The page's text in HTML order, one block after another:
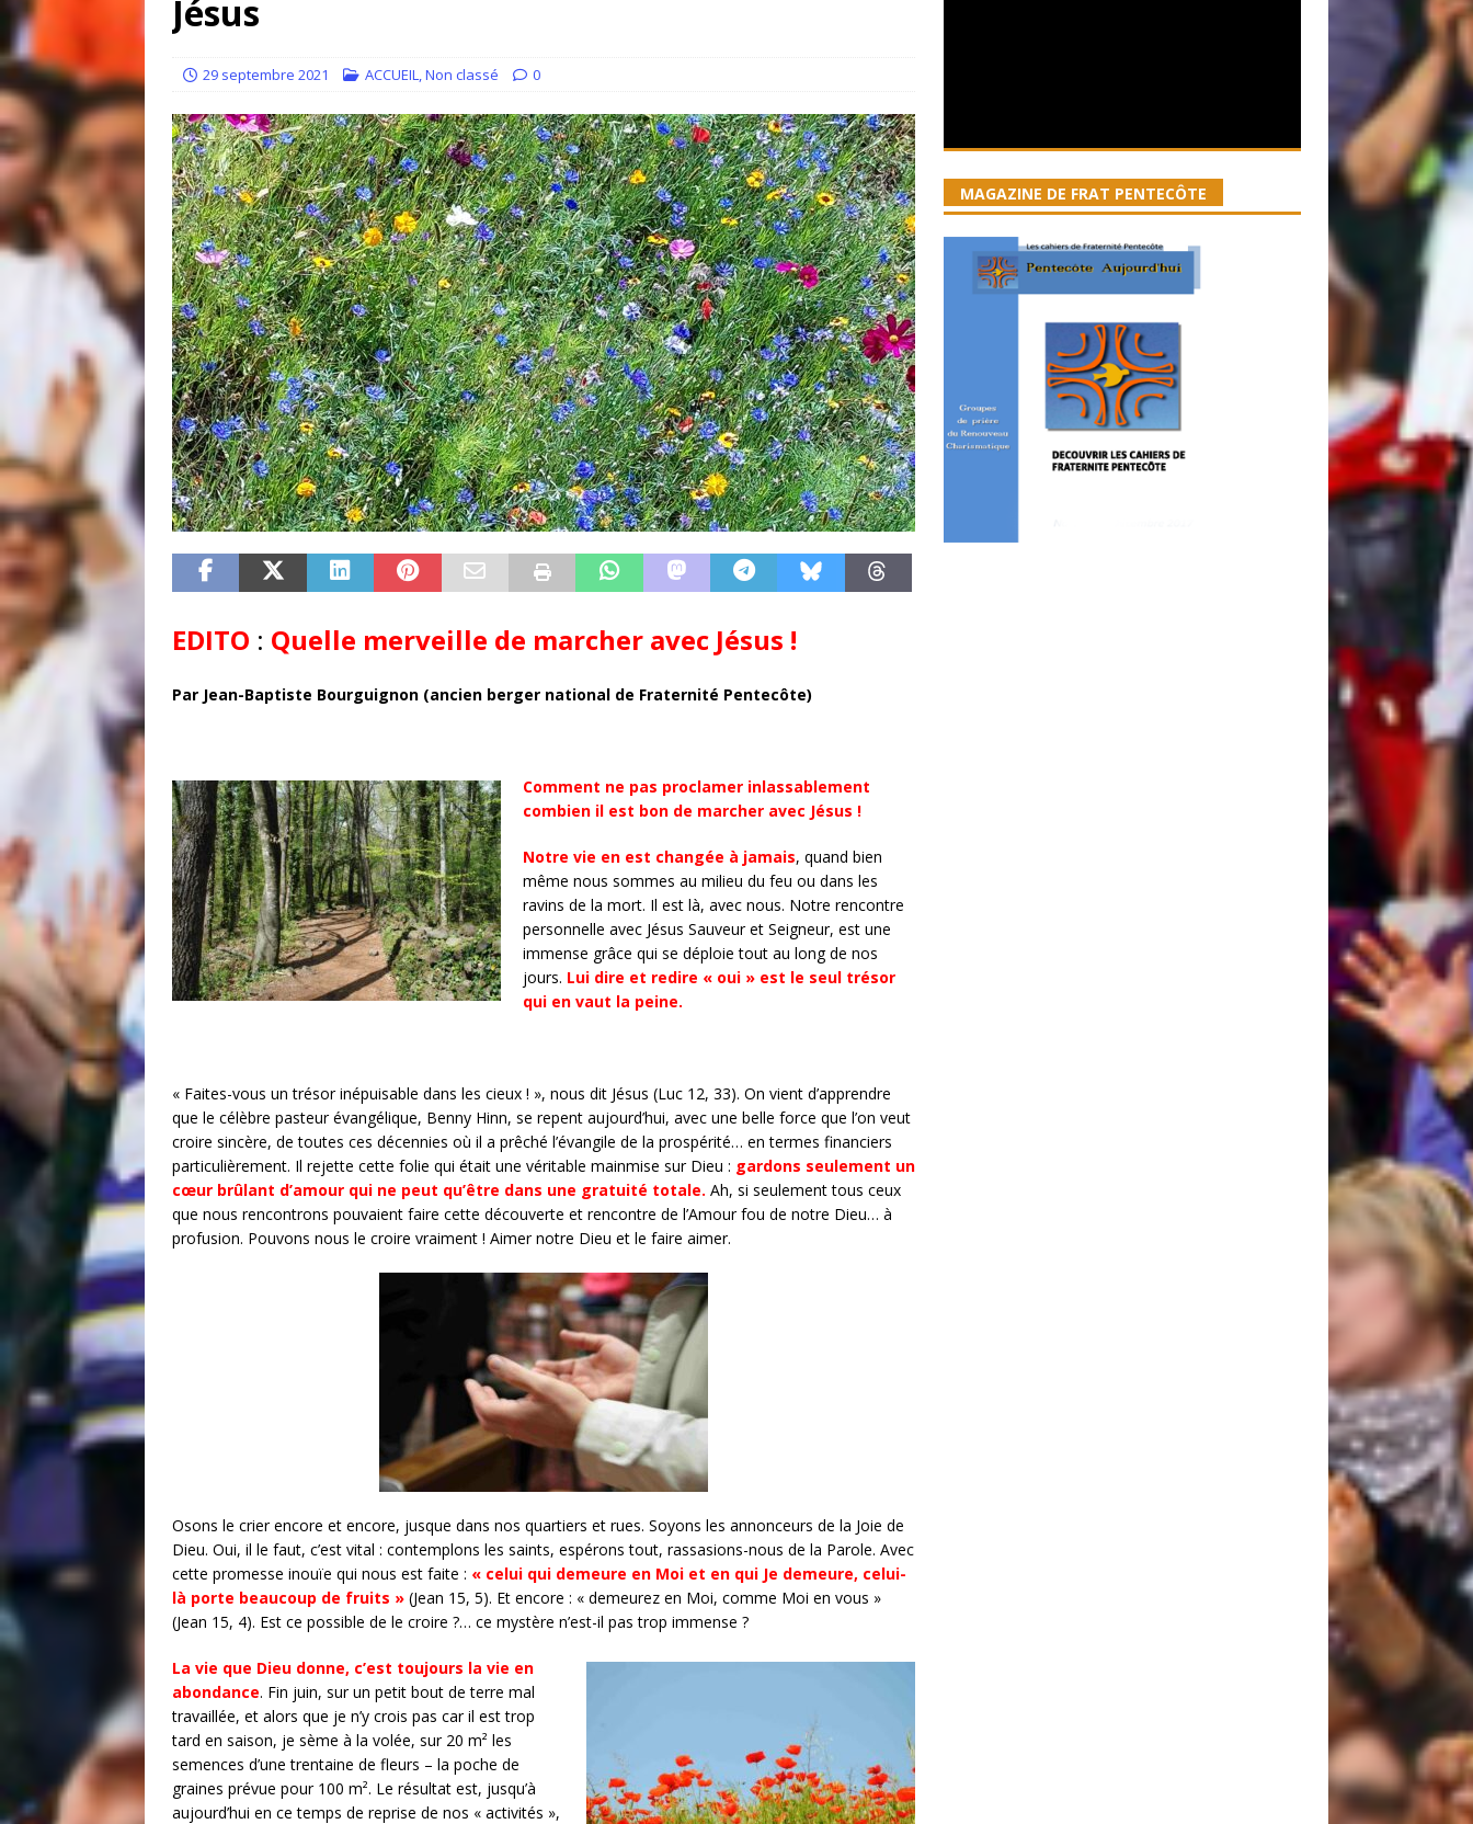
[ 30 juin 2026 ]
Regards sur l’encyclique “Magnifica Humanitas”. Par le Père Denis Broussat.
[ 30 juin 2026 ] Témoignage : “J’ai eu la grâce d’être visité par Dieu”
GUERISON, DELIVRANCE
[ 5 mai 2021 ] EDITO : Que votre joie soit parfaite ! Jn 15, 11 ACCOMPAGNEMENT SPIRITUEL
Jésus
29 septembre 2021 ACCUEIL Non classé 0
EDITO : Quelle merveille de marcher avec Jésus !
Par Jean-Baptiste Bourguignon (ancien berger national de Fraternité Pentecôte)
Comment ne pas proclamer inlassablement
combien il est bon de marcher avec Jésus !
Notre vie en est changée à jamais, quand bien
même nous sommes au milieu du feu ou dans les
ravins de la mort. Il est là, avec nous. Notre rencontre
personnelle avec Jésus Sauveur et Seigneur, est une
immense grâce qui se déploie tout au long de nos
jours. Lui dire et redire « oui » est le seul trésor
qui en vaut la peine.
« Faites-vous un trésor inépuisable dans les cieux ! », nous dit Jésus (Luc 12, 33). On vient d’apprendre
que le célèbre pasteur évangélique, Benny Hinn, se repent aujourd’hui, avec une belle force que l’on veut
croire sincère, de toutes ces décennies où il a prêché l’évangile de la prospérité… en termes financiers
particulièrement. Il rejette cette folie qui était une véritable mainmise sur Dieu : gardons seulement un
cœur brûlant d’amour qui ne peut qu’être dans une gratuité totale. Ah, si seulement tous ceux
que nous rencontrons pouvaient faire cette découverte et rencontre de l’Amour fou de notre Dieu… à
profusion. Pouvons nous le croire vraiment ! Aimer notre Dieu et le faire aimer.
Osons le crier encore et encore, jusque dans nos quartiers et rues. Soyons les annonceurs de la Joie de
Dieu. Oui, il le faut, c’est vital : contemplons les saints, espérons tout, rassasions-nous de la Parole. Avec
cette promesse inouïe qui nous est faite : « celui qui demeure en Moi et en qui Je demeure, celui-
là porte beaucoup de fruits » (Jean 15, 5). Et encore : « demeurez en Moi, comme Moi en vous »
(Jean 15, 4). Est ce possible de le croire ?… ce mystère n’est-il pas trop immense ?
La vie que Dieu donne, c’est toujours la vie en
abondance. Fin juin, sur un petit bout de terre mal
travaillée, et alors que je n’y crois pas car il est trop
tard en saison, je sème à la volée, sur 20 m² les
semences d’une trentaine de fleurs – la poche de
graines prévue pour 100 m². Le résultat est, jusqu’à
aujourd’hui en ce temps de reprise de nos « activités »,
MAGAZINE DE FRAT PENTECÔTE